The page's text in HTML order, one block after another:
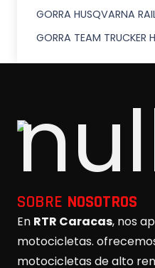
GORRA HUSQVARNA
GORRA TEAM TRUCKER
SOBRE NOSOTROS
En RTR Caracas, nos
motocicletas.
motocicletas de alto